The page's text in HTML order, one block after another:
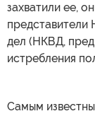
захватили ее,
представители
дел (НКВД,
истребления
Самым